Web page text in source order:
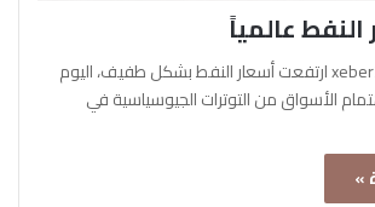
النفط عالمياً
آفرين علو – xeber24.net ارتفعت أسعار النفط بشكل طفيف، اليوم
الأسواق من التوترات الجيوسياسية في
»